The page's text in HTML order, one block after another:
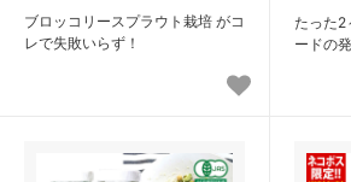
ブロッコリースプラウト栽培 がコ
レで失敗いらず！
たった2
ードの